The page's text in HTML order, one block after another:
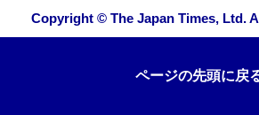
Copyright © The Japan Times, Ltd.
ページの先頭に戻